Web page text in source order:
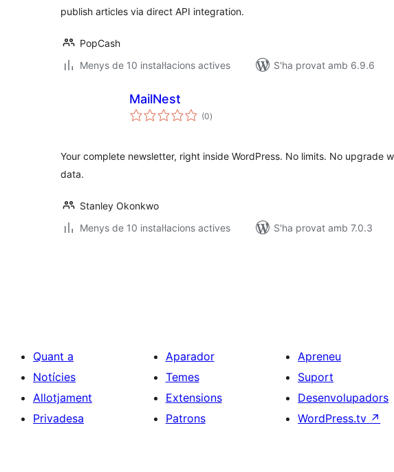
publish articles via direct API integration.
PopCash
Menys de 10 instal·lacions actives
S'ha provat amb 6.9.6
MailNest
(0puntuacions
totals
)
Your complete newsletter, right inside WordPress. No limits. No upgrade
data.
Stanley Okonkwo
Menys de 10 instal·lacions actives
S'ha provat amb 7.0.3
Quant a
Notícies
Allotjament
Privadesa
Aparador
Temes
Extensions
Patrons
Apreneu
Suport
Desenvolupadors
WordPress.tv ↗